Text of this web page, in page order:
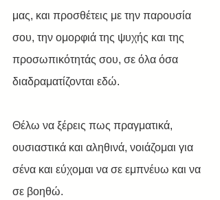
μας, και προσθέτεις με την παρουσία
σου, την ομορφιά της ψυχής και της
προσωπικότητάς σου, σε όλα όσα
διαδραματίζονται εδώ.
Θέλω να ξέρεις πως πραγματικά,
ουσιαστικά και αληθινά, νοιάζομαι για
σένα και εύχομαι να σε εμπνέυω και να
σε βοηθώ.